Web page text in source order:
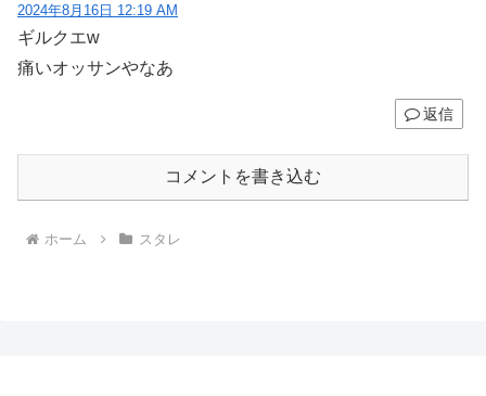
2024年8月16日 12:19 AM
ギルクエw
痛いオッサンやなあ
返信
コメントを書き込む
ホーム スタレ